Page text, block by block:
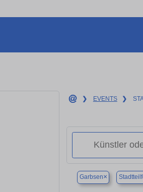
❯ EVENTS ❯
Garbsen×